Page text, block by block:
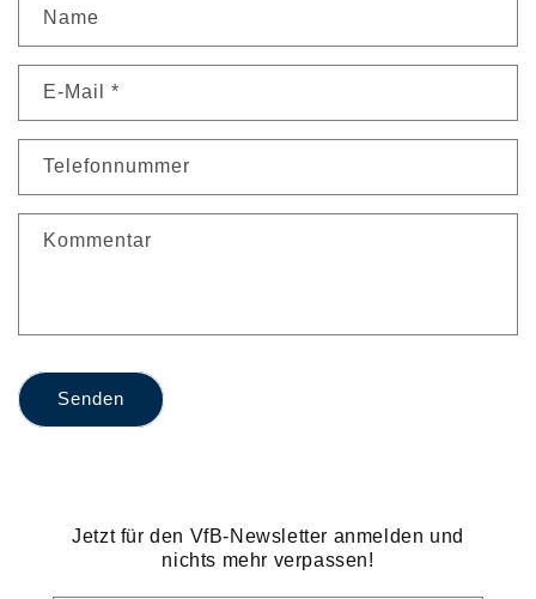
n
a
t
f
l
a
Name
E-Mail *
Telefonnummer
Kommentar
Senden
Jetzt für den VfB-Newsletter anmelden und
nichts mehr verpassen!